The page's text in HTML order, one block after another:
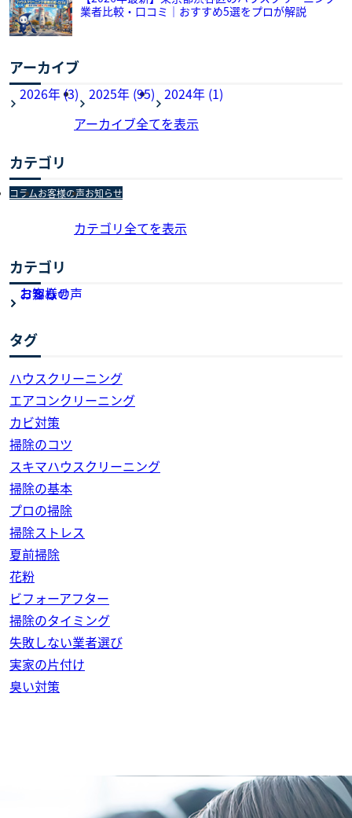
業者比較・口コミ｜おすすめ5選をプロが解説
アーカイブ
2026年 (3) 2025年 (95) 2024年 (1)
アーカイブ全てを表示
カテゴリ
コラムお客様の声お知らせ
カテゴリ全てを表示
カテゴリ
お知らせ
お客様の声
コラム
タグ
ハウスクリーニング
エアコンクリーニング
カビ対策
掃除のコツ
スキマハウスクリーニング
掃除の基本
プロの掃除
掃除ストレス
夏前掃除
花粉
ビフォーアフター
掃除のタイミング
失敗しない業者選び
実家の片付け
臭い対策